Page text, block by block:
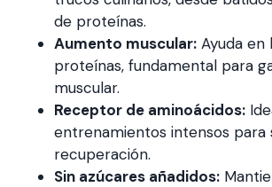
de proteínas.
Aumento muscular: Ayuda en
proteínas, fundamental para
muscular.
Receptor de aminoácidos:
entrenamientos intensos para
recuperación.
Sin azúcares añadidos: